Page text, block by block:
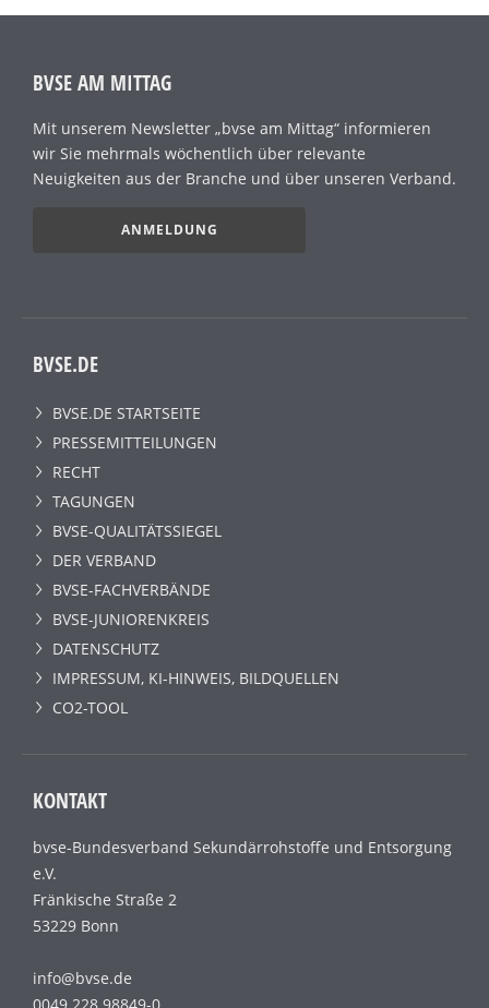
BVSE AM MITTAG
Mit unserem Newsletter „bvse am Mittag“ informieren
wir Sie mehrmals wöchentlich über relevante
Neuigkeiten aus der Branche und über unseren Verband.
ANMELDUNG
BVSE.DE
BVSE.DE STARTSEITE
PRESSEMITTEILUNGEN
RECHT
TAGUNGEN
BVSE-QUALITÄTSSIEGEL
DER VERBAND
BVSE-FACHVERBÄNDE
BVSE-JUNIORENKREIS
DATENSCHUTZ
IMPRESSUM, KI-HINWEIS, BILDQUELLEN
CO2-TOOL
KONTAKT
bvse-Bundesverband Sekundärrohstoffe und Entsorgung
e.V.
Fränkische Straße 2
53229 Bonn
info@bvse.de
0049 228 98849-0